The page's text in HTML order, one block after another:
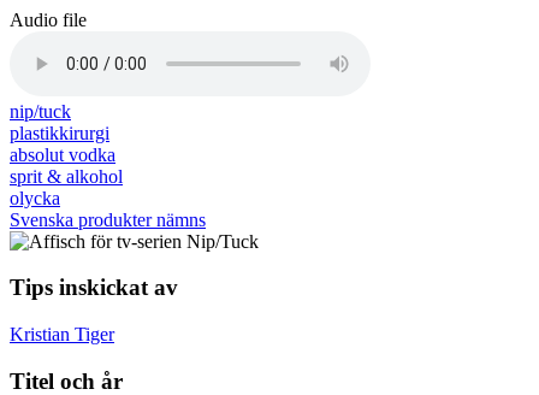
Audio file
nip/tuck
plastikkirurgi
absolut vodka
sprit & alkohol
olycka
Svenska produkter nämns
Tips inskickat av
Kristian Tiger
Titel och år